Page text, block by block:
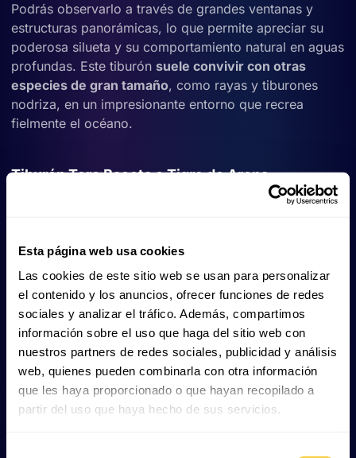
Esta página web usa cookies
Las cookies de este sitio web se usan para personalizar
el contenido y los anuncios, ofrecer funciones de redes
sociales y analizar el tráfico. Además, compartimos
información sobre el uso que haga del sitio web con
nuestros partners de redes sociales, publicidad y análisis
web, quienes pueden combinarla con otra información
que les haya proporcionado o que hayan recopilado a
partir del uso que haya hecho de sus servicios.
Podrás observarlo a través de grandes ventanas y
estructuras panorámicas, lo que permite apreciar su
poderosa silueta y su comportamiento natural en aguas
profundas. Este tiburón suele convivir con otras
especies de gran tamaño, como rayas y tiburones
nodriza, en un impresionante entorno que recrea
fielmente el océano.
Tiburón Toro Bacota o Tigre de Arena
las islas canarias, sin embargo, existen reportes de la
especie y se han encontrado dientes en la zona de la
Macaronesia de estos escualos.
En Poema del Mar contamos con varios ejemplares
dentro de un marco de estudio para su reproducción y
conservación ya que está catalogado como enPeligro
Crítico por la UICN. Como el resto de
elasmobranquios, cada individuo tiene un nombre
propio en el acuario y su seguimiento individual